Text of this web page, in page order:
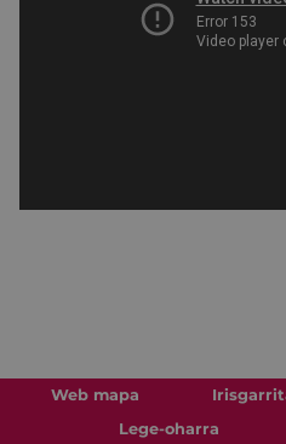
Web mapa
Lege-oharra